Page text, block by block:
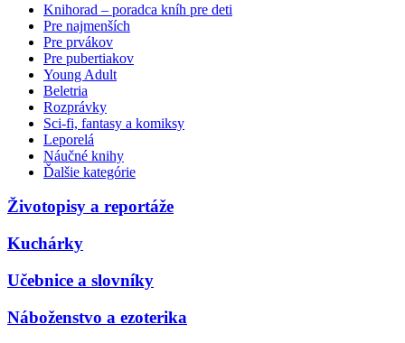
Knihorad – poradca kníh pre deti
Pre najmenších
Pre prvákov
Pre pubertiakov
Young Adult
Beletria
Rozprávky
Sci-fi, fantasy a komiksy
Leporelá
Náučné knihy
Ďalšie kategórie
Životopisy a reportáže
Kuchárky
Učebnice a slovníky
Náboženstvo a ezoterika